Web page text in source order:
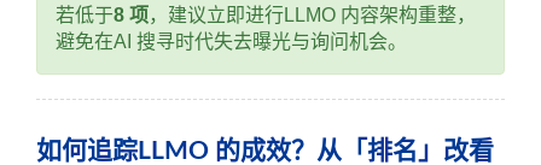
若低于8 项 ，建议立即进行LLMO 内容架构重整，
避免在AI 搜寻时代失去曝光与询问机会。
如何追踪LLMO 的成效？从「排名」改看